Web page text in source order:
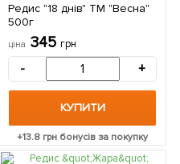
Редис "18 днів" ТМ "Весна"
500г
ціна 345 грн
- +
КУПИТИ
+13.8грн бонусів за покупку